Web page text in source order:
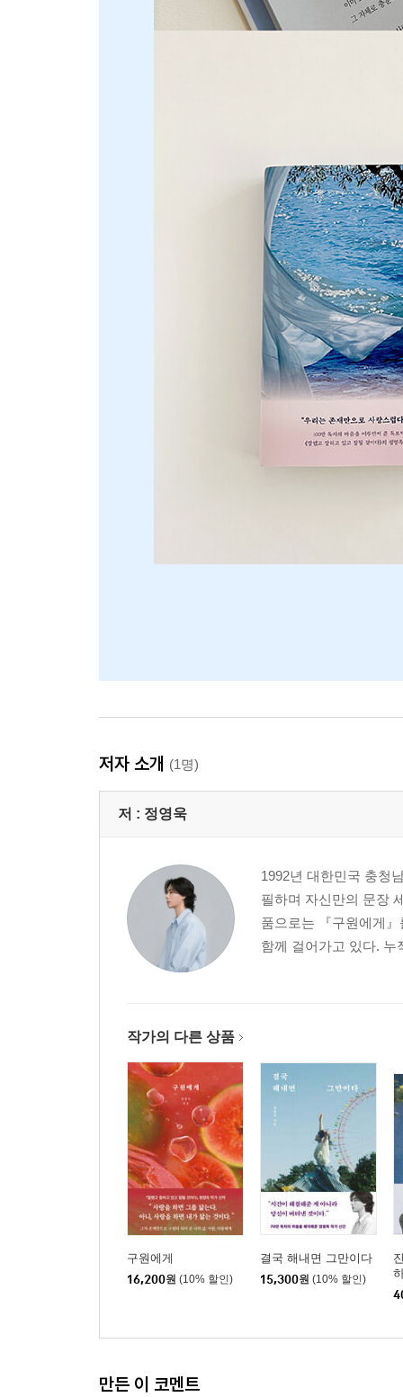
저자 소개 (1명)
저 : 정영욱
1992년 대한민국 충청
필하며 자신만의 문장
품으로는 『구원에게
함께 걸어가고 있다. 누
작가의 다른 상품
구원에게
16,200원 (10% 할인)
결국 해내면 그만이다
15,300원 (10% 할인)
만든 이 코멘트